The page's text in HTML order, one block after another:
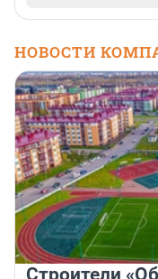
НОВОСТИ
Строители